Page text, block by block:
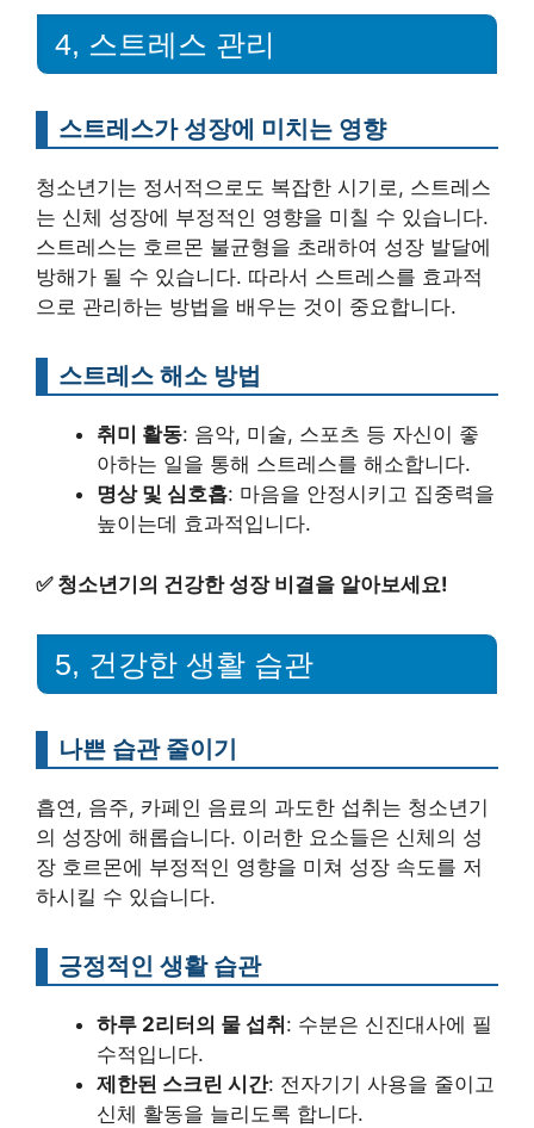
4, 스트레스 관리
스트레스가 성장에 미치는 영향
청소년기는 정서적으로도 복잡한 시기로, 스트레스
는 신체 성장에 부정적인 영향을 미칠 수 있습니다.
스트레스는 호르몬 불균형을 초래하여 성장 발달에
방해가 될 수 있습니다. 따라서 스트레스를 효과적
으로 관리하는 방법을 배우는 것이 중요합니다.
스트레스 해소 방법
취미 활동: 음악, 미술, 스포츠 등 자신이 좋
아하는 일을 통해 스트레스를 해소합니다.
명상 및 심호흡: 마음을 안정시키고 집중력을
높이는데 효과적입니다.
✅ 청소년기의 건강한 성장 비결을 알아보세요!
5, 건강한 생활 습관
나쁜 습관 줄이기
흡연, 음주, 카페인 음료의 과도한 섭취는 청소년기
의 성장에 해롭습니다. 이러한 요소들은 신체의 성
장 호르몬에 부정적인 영향을 미쳐 성장 속도를 저
하시킬 수 있습니다.
긍정적인 생활 습관
하루 2리터의 물 섭취 : 수분은 신진대사에 필
수적입니다.
제한된 스크린 시간: 전자기기 사용을 줄이고
신체 활동을 늘리도록 합니다.